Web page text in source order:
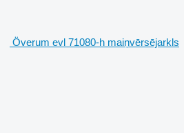
Överum evl 71080-h maiņvērsējarkls